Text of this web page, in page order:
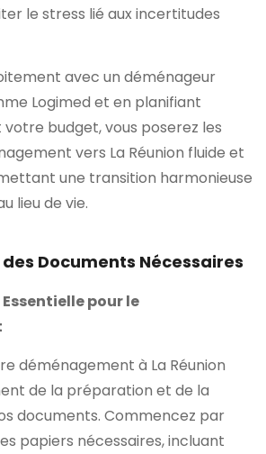
le stress lié aux incertitudes
avec un déménageur
Logimed et en planifiant
budget, vous poserez les
vers La Réunion fluide et
une transition harmonieuse
lieu de vie.
Documents Nécessaires
pour le
déménagement à La Réunion
de la préparation et de la
documents. Commencez par
papiers nécessaires, incluant